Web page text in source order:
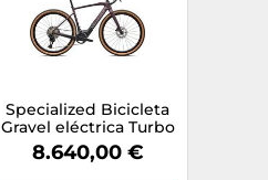
Specialized Bicicleta
Gravel eléctrica Turbo
Creo 2 Expert Di2
Carbono 28" rojo L
8.640,00 €